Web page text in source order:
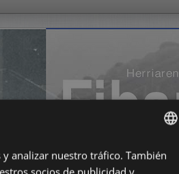
BASQUE
analizar nuestro tráfico. También